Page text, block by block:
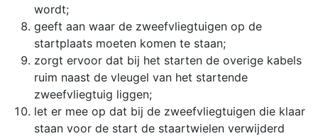
wordt;
geeft aan waar de zweefvliegtuigen op de
startplaats moeten komen te staan;
zorgt ervoor dat bij het starten de overige kabels
ruim naast de vleugel van het startende
zweefvliegtuig liggen;
let er mee op dat bij de zweefvliegtuigen die klaar
staan voor de start de staartwielen verwijderd